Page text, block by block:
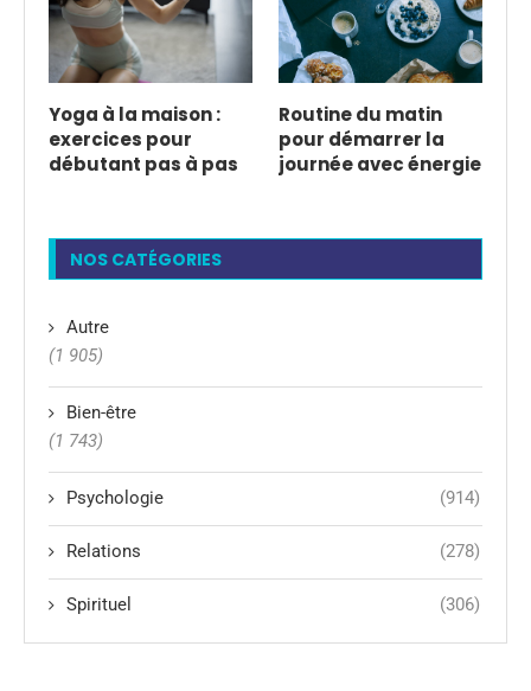
Yoga à la maison :
exercices pour
débutant pas à pas
Routine du matin
pour démarrer la
journée avec énergie
NOS CATÉGORIES
Autre
(1 905)
Bien-être
(1 743)
Psychologie (914)
Relations (278)
Spirituel (306)